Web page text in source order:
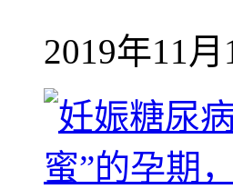
2019年11月